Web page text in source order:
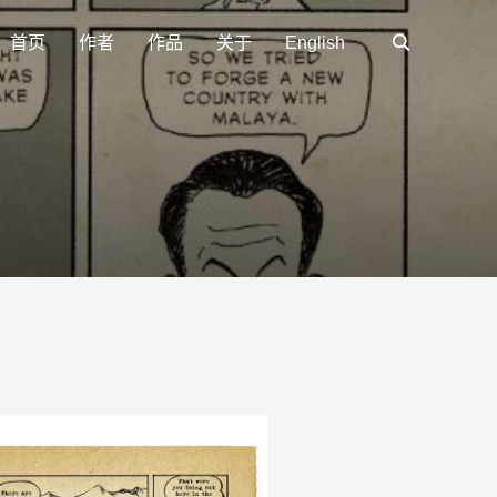
首页 作者 作品 关于 English